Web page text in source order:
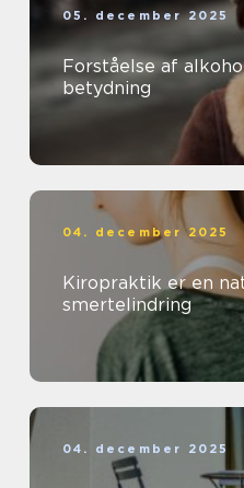
05. december 2025
Forståelse af
betydning
04. december 2025
Kiropraktik er en
smertelindring
04. december 2025